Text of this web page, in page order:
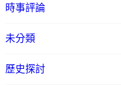
時事評論
未分類
歷史探討